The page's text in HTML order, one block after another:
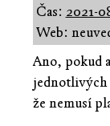
Čas: 2021-
Web:
Ano, pokud
že nemusí